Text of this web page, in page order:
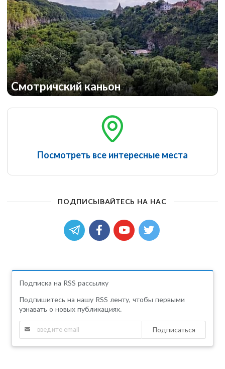
Смотричский каньон
Посмотреть все интересные места
ПОДПИСЫВАЙТЕСЬ НА НАС
Подписка на RSS рассылку
Подпишитесь на нашу RSS ленту, чтобы первыми
узнавать о новых публикациях.
Подписаться